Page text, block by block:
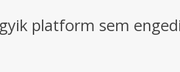
platform sem